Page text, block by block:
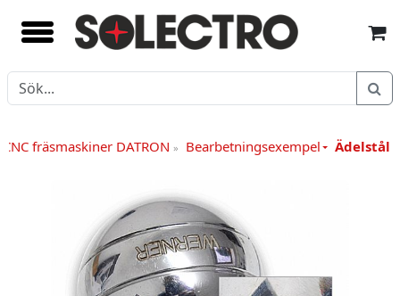
CNC fräsmaskiner DATRON » Bearbetningsexempel Ädelstål